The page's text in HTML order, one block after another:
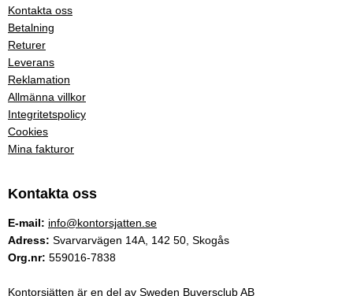
Kontakta oss
Betalning
Returer
Leverans
Reklamation
Allmänna villkor
Integritetspolicy
Cookies
Mina fakturor
Kontakta oss
E-mail: info@kontorsjatten.se
Adress: Svarvarvägen 14A, 142 50, Skogås
Org.nr: 559016-7838
Kontorsjätten är en del av Sweden Buyersclub AB